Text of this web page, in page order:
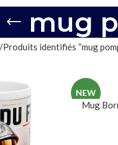
mug
Produits identifiés “mug
NEW
Mug